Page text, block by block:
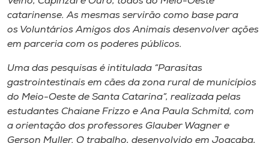
A+
catarinense. As mesmas servirão como base para
os Voluntários Amigos dos Animais desenvolver ações
em parceria com os poderes públicos.
Uma das pesquisas é intitulada “Parasitas
gastrointestinais em cães da zona rural de municípios
do Meio-Oeste de Santa Catarina”, realizada pelas
estudantes Chaiane Frizzo e Ana Paula Schmitd, com
a orientação dos professores Glauber Wagner e
Gerson Muller. O trabalho, desenvolvido em Joaçaba,